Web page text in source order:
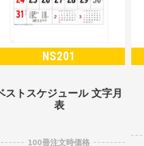
NS201
ストスケジュール 文字月
表
100冊注文時価格